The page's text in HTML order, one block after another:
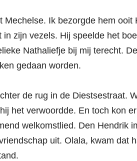
Ik bezorgde hem ooit
zijn vezels. Hij speelde het
Nathaliefje bij mij terecht.
gedaan worden.
de rug in de Diestsestraat.
het verwoordde. En toch kon
welkomstlied. Den Hendrik
uit. Olala, kwam dat